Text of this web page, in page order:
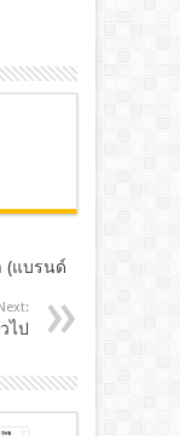
(แบรนด์
Next:
ไป